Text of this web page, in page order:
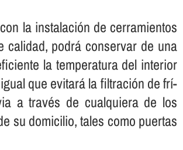
la instalación de cerramientos
calidad, podrá conservar de una
la temperatura del interior
que evitará la filtración de frí­
a través de cualquiera de los
su domicilio, tales como puertas